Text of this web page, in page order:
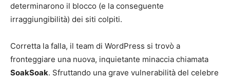
determinarono il blocco (e la conseguente
irraggiungibilità) dei siti colpiti.
Corretta la falla, il team di WordPress si trovò a
fronteggiare una nuova, inquietante minaccia chiamata
SoakSoak. Sfruttando una grave vulnerabilità del celebre